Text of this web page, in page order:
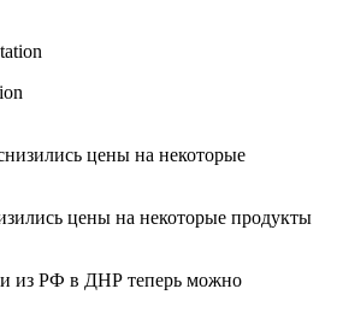
цены на некоторые продукты